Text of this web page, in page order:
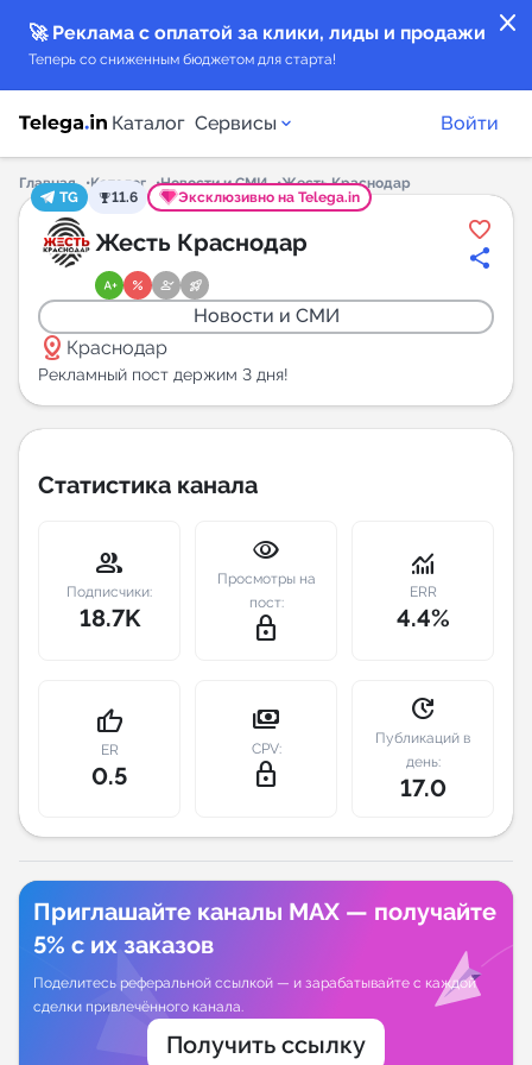
close
🚀 Реклама с оплатой за клики, лиды и продажи
Теперь со сниженным бюджетом для старта!
Каталог Сервисы
Каталог каналов
Каталог ботов
Горящие предложения
Индекс читаемости каналов в Telegram
Аналитика MAX каналов
Индивидуальное сопровождение
Аналитика Telegram
Войти
Главная Каталог Новости и СМИ
Жесть Краснодар
TG
11.6 Эксклюзивно на Telega.in
Жесть Краснодар
Новости и СМИ
distance Краснодар
Рекламный пост держим 3 дня!
Статистика канала
group
Подписчики:
18.7K
visibility
Просмотры на
пост:
lock_outline
monitoring
ERR
4.4%
thumb_up
ER
0.5
payments
CPV:
lock_outline
update
Публикаций в
день:
17.0
Приглашайте каналы MAX — получайте
5% с их заказов
Поделитесь реферальной ссылкой — и зарабатывайте с каждой
сделки привлечённого канала.
Получить ссылку